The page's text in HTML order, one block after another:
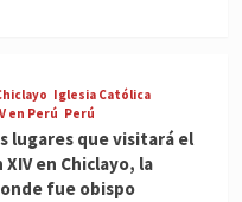
Iglesia Católica
en Perú Perú
lugares que visitará el
XIV en Chiclayo, la
fue obispo